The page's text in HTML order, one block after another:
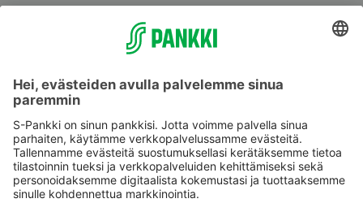
Käyttöehdot